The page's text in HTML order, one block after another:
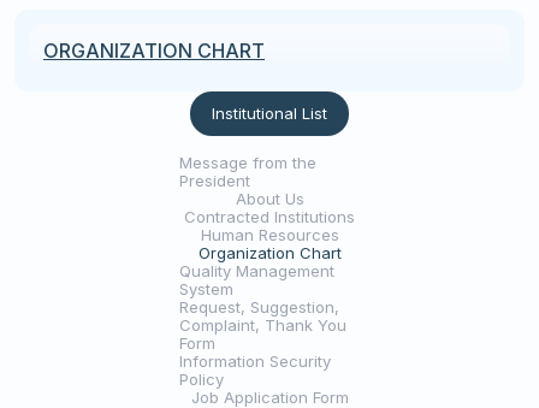
Institutional List
Message from the
President
About Us
Contracted Institutions
Human Resources
Organization Chart
Quality Management
System
Request, Suggestion,
Complaint, Thank You
Form
Information Security
Policy
Job Application Form
ORGANIZATION CHART